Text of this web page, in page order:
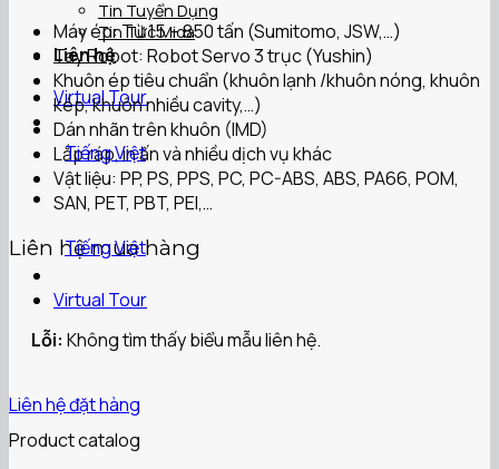
Tin Tuyển Dụng
Tin Tức Mida
Liên hệ
Virtual Tour
Tiếng Việt
Tiếng Việt
Virtual Tour
Máy ép: Từ 15 – 850 tấn (Sumitomo, JSW,…)
Tay Robot: Robot Servo 3 trục (Yushin)
Khuôn ép tiêu chuẩn (khuôn lạnh /khuôn nóng, khuôn
kép, khuôn nhiều cavity,…)
Dán nhãn trên khuôn (IMD)
Lắp ráp, in ấn và nhiều dịch vụ khác
Vật liệu: PP, PS, PPS, PC, PC-ABS, ABS, PA66, POM,
SAN, PET, PBT, PEI,…
Liên hệ mua hàng
Lỗi: Không tìm thấy biểu mẫu liên hệ.
Liên hệ đặt hàng
Product catalog